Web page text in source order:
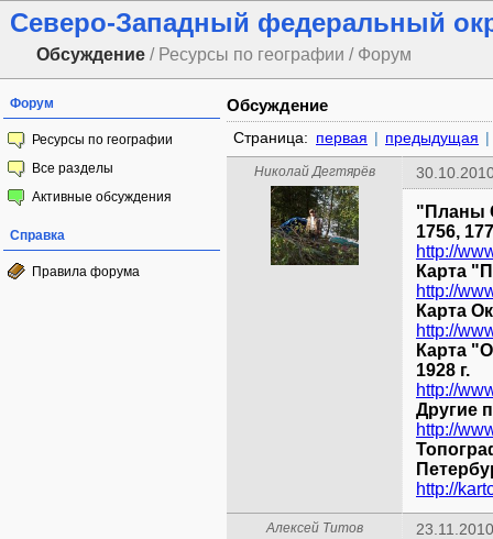
Северо-Западный федеральный
Обсуждение / Ресурсы по географии / Форум
Форум
Ресурсы по географии
Все разделы
Активные обсуждения
Справка
Правила форума
Обсуждение
Страница: первая | предыдущая |
Николай Дегтярёв
"Планы
1756,
Карта
http://
Карта
http://
Карта
1928 г.
http://
Другие
Алексей Титов